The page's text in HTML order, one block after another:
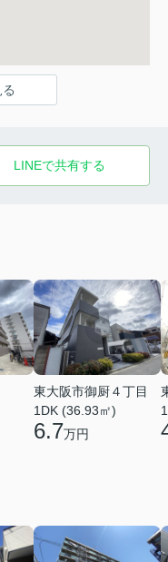
LINEで共有する
東大阪市御厨４丁目
1DK (36.93㎡)
6.7万円